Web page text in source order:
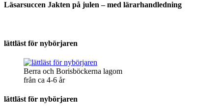
Läsarsuccen Jakten på julen – med lärarhandledning
lättläst för nybörjaren
Berra och Borisböckerna lagom
från ca 4-6 år
lättläst för nybörjaren